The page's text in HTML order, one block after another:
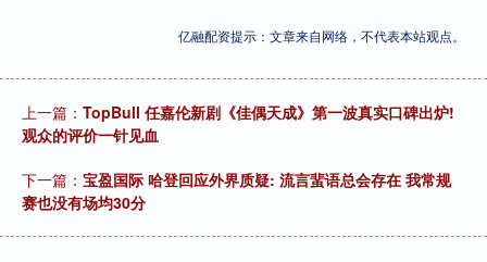
亿融配资提示：文章来自网络，不代表本站观点。
上一篇： TopBull 任嘉伦新剧《佳偶天成》第一波真实口碑出炉!
观众的评价一针见血
下一篇： 宝盈国际 哈登回应外界质疑: 流言蜚语总会存在 我常规
赛也没有场均30分